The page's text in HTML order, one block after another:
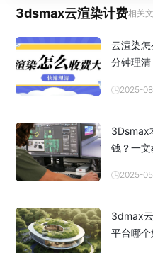
3dsmax云渲染计费相关
云渲染
分钟理清
2025-
3Dsmax
钱？一
2025-
3dmax
平台哪个